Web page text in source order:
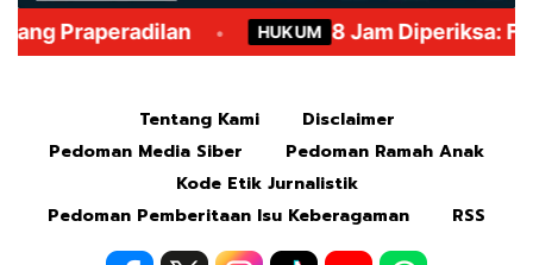
Tentang Kami
Disclaimer
Pedoman Media Siber
Pedoman Ramah Anak
Kode Etik Jurnalistik
Pedoman Pemberitaan Isu Keberagaman
RSS